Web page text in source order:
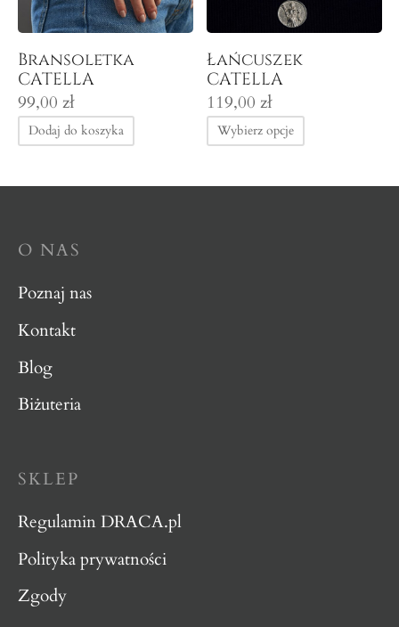
Bransoletka
CATELLA
99,00 zł
Dodaj do koszyka
Łańcuszek
CATELLA
119,00 zł
Wybierz opcje
O NAS
Poznaj nas
Kontakt
Blog
Biżuteria
SKLEP
Regulamin DRACA.pl
Polityka prywatności
Zgody